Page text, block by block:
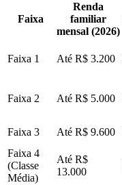
Faixa
Renda
familiar
mensal (2026)
Faixa 1 Até R$ 3.200
Faixa 2 Até R$ 5.000
Faixa 3
Até R$ 9.600
Faixa 4
(Classe
Média)
Até R$
13.000